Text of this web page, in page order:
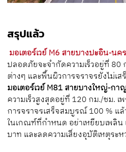
สรุปแล้ว
มอเตอร์เวย์ M6 สายบางปะอิน-นค
ปลอดภัยจะจำกัดความเร็วอยู่ที่ 80
ต่างๆ และพื้นผิวการจราจรยังไม่เ
มอเตอร์เวย์ M81 สายบางใหญ่-ก
ความเร็วสูงสุดอยู่ที่ 120 กม./ชม. เ
การจราจรเสร็จสมบูรณ์ 100 % แล้
ในเกณฑ์ที่กำหนด อย่าเหยียบเพลิน
บาท และลดความเสี่ยงอุบัติเหตุระห